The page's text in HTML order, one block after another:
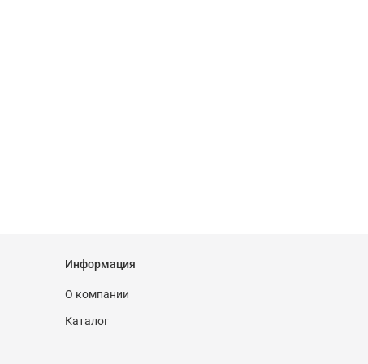
Информация
О компании
Каталог